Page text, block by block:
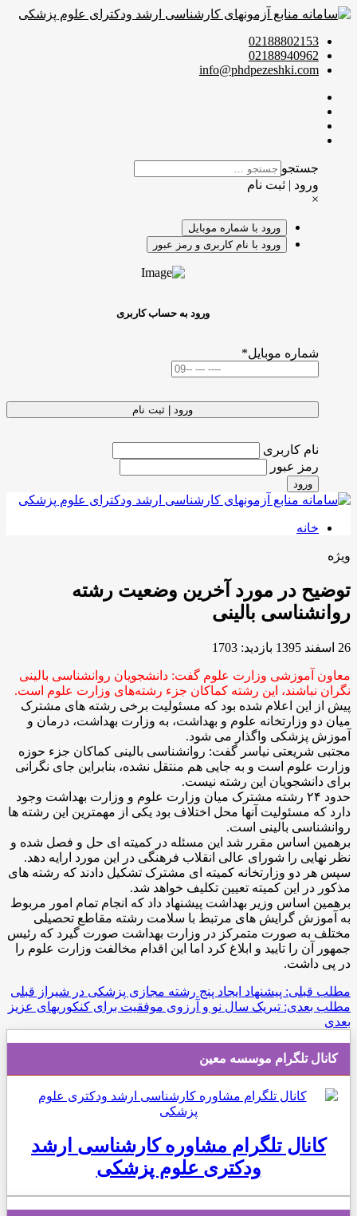
02188802153
02188940962
info@phdpezeshki.com
جستجو
ورود | ثبت نام
×
ورود با شماره موبایل
ورود با نام کاربری و رمز عبور
ورود به حساب کاربری
شماره موبایل*
ورود | ثبت نام
نام کاربری
رمز عبور
ورود
خانه
ویژه
توضیح در مورد آخرین وضعیت رشته
روانشناسی بالینی
26 اسفند 1395 بازدید: 1703
معاون آموزشی وزارت علوم گفت: دانشجویان روانشناسی بالینی
نگران نباشند، این رشته کماکان جزء رشته‌های وزارت علوم است.
پیش از این اعلام شده بود که مسئولیت برخی رشته های مشترک
میان دو وزارتخانه علوم و بهداشت، به وزارت بهداشت، درمان و
آموزش پزشکی واگذار می شود.
مجتبی شریعتی نیاسر گفت: روانشناسی بالینی کماکان جزء حوزه
وزارت علوم است و به جایی هم منتقل نشده، بنابراین جای نگرانی
برای دانشجویان این رشته نیست.
حدود ۲۴ رشته مشترک میان وزارت علوم و وزارت بهداشت وجود
دارد که مسئولیت آنها محل اختلاف بود یکی از مهمترین این رشته ها
روانشناسی بالینی است.
برهمین اساس مقرر شد این مسئله در کمیته ای حل و فصل شده و
نظر نهایی را شورای عالی انقلاب فرهنگی در این مورد ارایه دهد.
سپس هر دو وزارتخانه کمیته ای مشترک تشکیل دادند که رشته های
مذکور در این کمیته تعیین تکلیف خواهد شد.
برهمین اساس وزیر بهداشت پیشنهاد داد که انجام تمام امور مربوط
به آموزش گرایش های مرتبط با سلامت رشته مقاطع تحصیلی
مختلف به صورت متمرکز در وزارت بهداشت صورت گیرد که رئیس
جمهور آن را تایید و ابلاغ کرد اما این اقدام مخالفت وزارت علوم را
در پی داشت.
مطلب قبلی: پیشنهاد ایجاد پنج رشته مجازی پزشکی در شیراز قبلی
مطلب بعدی: تبریک سال نو و آرزوی موفقیت برای کنکوریهای عزیز
بعدی
کانال تلگرام موسسه معین
کانال تلگرام مشاوره کارشناسی ارشد
ودکتری علوم پزشکی